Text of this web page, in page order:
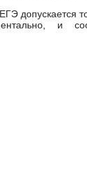
допускается
и